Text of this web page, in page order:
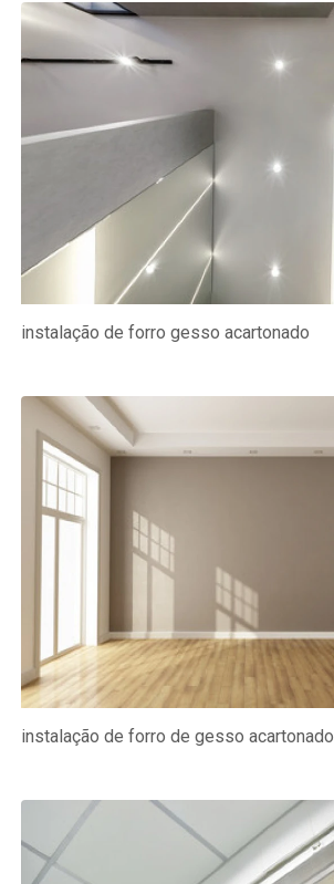
instalação de forro gesso acartonado
instalação de forro de gesso acartonado